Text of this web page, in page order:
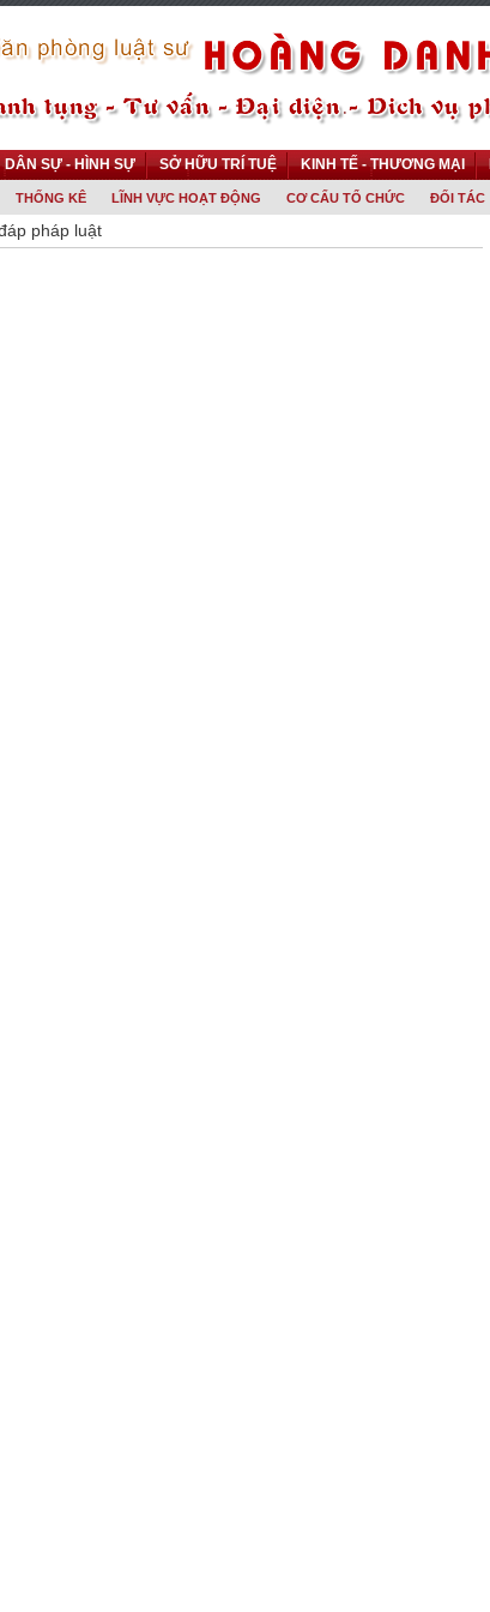
DÂN SỰ - HÌNH SỰ SỞ HỮU TRÍ TUỆ KINH TẾ - THƯƠNG MẠI
THỐNG KÊ LĨNH VỰC HOẠT ĐỘNG CƠ CẤU TỔ CHỨC ĐỐI TÁC
pháp luật